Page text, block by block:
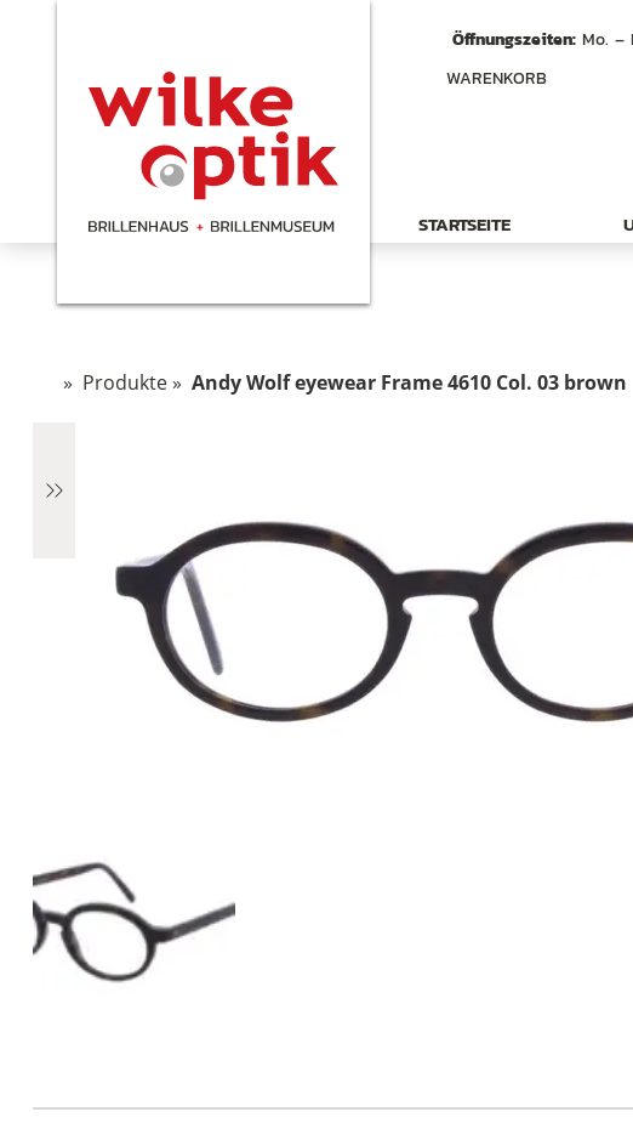
Öffnungszeiten:Mo. –
WARENKORB
STARTSEITE
» Produkte» Andy Wolf eyewear Frame 4610 Col. 03 brown
+
+